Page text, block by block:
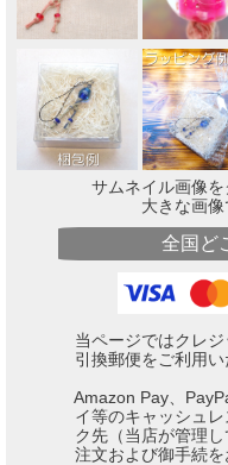
サムネイル画像を
大きな画像
全国ど
当ページではクレジ
引換郵便をご利用い
Amazon Pay、
イ等のキャッシュ
ク先（当店が管理
注文および御手続を